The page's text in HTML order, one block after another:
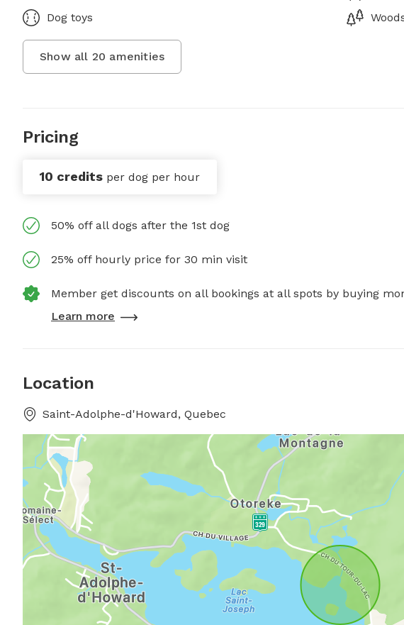
Dog toys
Show all 20 amenities
Pricing
10 credits per dog per hour
50% off all dogs after the 1st dog
25% off hourly price for 30 min visit
Member get discounts on all bookings at all spots by buying
Learn more
Location
Saint-Adolphe-d'Howard, Quebec